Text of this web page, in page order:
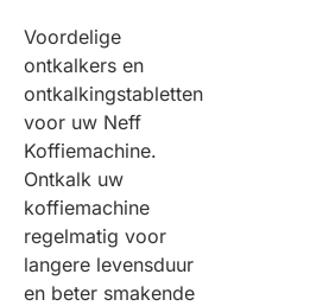
Voordelige
ontkalkers en
ontkalkingstabletten
voor uw Neff
Koffiemachine.
Ontkalk uw
koffiemachine
regelmatig voor
langere levensduur
en beter smakende